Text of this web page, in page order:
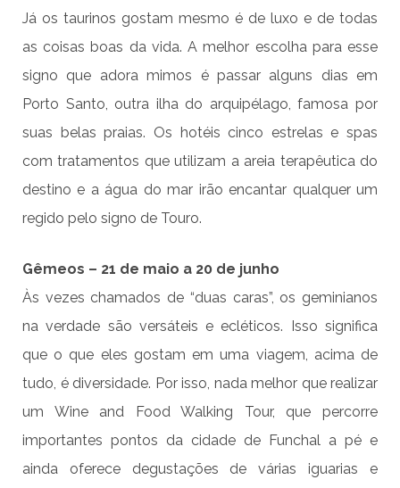
Já os taurinos gostam mesmo é de luxo e de todas
as coisas boas da vida. A melhor escolha para esse
signo que adora mimos é passar alguns dias em
Porto Santo, outra ilha do arquipélago, famosa por
suas belas praias. Os hotéis cinco estrelas e spas
com tratamentos que utilizam a areia terapêutica do
destino e a água do mar irão encantar qualquer um
regido pelo signo de Touro.
Gêmeos – 21 de maio a 20 de junho
Às vezes chamados de “duas caras”, os geminianos
na verdade são versáteis e ecléticos. Isso significa
que o que eles gostam em uma viagem, acima de
tudo, é diversidade. Por isso, nada melhor que realizar
um Wine and Food Walking Tour, que percorre
importantes pontos da cidade de Funchal a pé e
ainda oferece degustações de várias iguarias e